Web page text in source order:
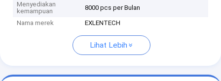
Menyediakan
kemampuan
8000 pcs per Bulan
Nama merek EXLENTECH
Lihat Lebih